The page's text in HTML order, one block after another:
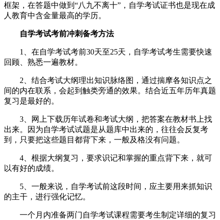
框架，在答题中做到“八九不离十”，自学考试证书也是现在成
人教育中含金量最高的学历。
自学考试考前冲刺备考方法
1、在自学考试考前30天至25天，自学考试考生需要快速
回顾、熟悉一遍教材。
2、结合考试大纲理出知识脉络图，通过揣摩各知识点之
间的内在联系，会起到触类旁通的效果。结合近五年历年真题
复习是最好的。
3、网上下载历年试卷和考试大纲，把答案在教材书上找
出来。因为自学考试试题是从题库中出来的，往往会反复考
到，只要把这些题目都背下来，一般及格没有问题。
4、根据大纲复习，要求识记和掌握的重点背下来，就可
以有好的成绩。
5、一般来说，自学考试前这段时间，应主要用来抓知识
的主干，进行强化记忆。
一个月内准备两门自学考试课程需要考生制定详细的复习